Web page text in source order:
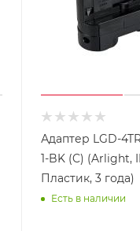
Адаптер LGD-
1-BK (C) (Arlight,
Пластик, 3 года)
Есть в наличии